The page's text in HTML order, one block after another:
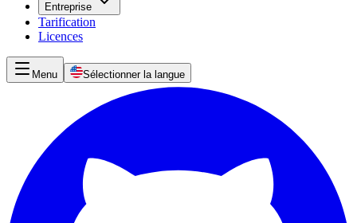
Entreprise
Tarification
Licences
Menu Sélectionner la langue